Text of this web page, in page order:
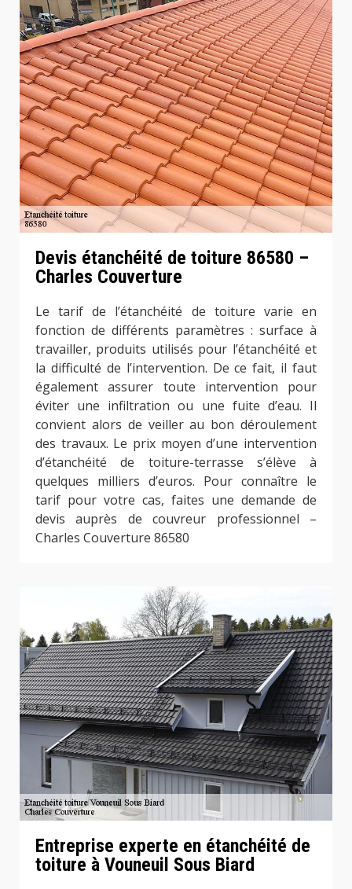
Devis étanchéité de toiture 86580 –
Charles Couverture
Le tarif de l’étanchéité de toiture varie en
fonction de différents paramètres : surface à
travailler, produits utilisés pour l’étanchéité et
la difficulté de l’intervention. De ce fait, il faut
également assurer toute intervention pour
éviter une infiltration ou une fuite d’eau. Il
convient alors de veiller au bon déroulement
des travaux. Le prix moyen d’une intervention
d’étanchéité de toiture-terrasse s’élève à
quelques milliers d’euros. Pour connaître le
tarif pour votre cas, faites une demande de
devis auprès de couvreur professionnel –
Charles Couverture 86580
Entreprise experte en étanchéité de
toiture à Vouneuil Sous Biard